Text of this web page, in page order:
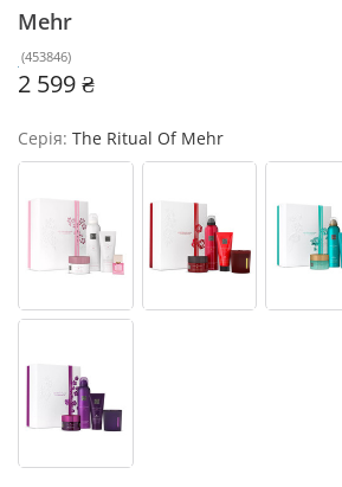
Mehr
(453846)
2 599 ₴
Серія: The Ritual Of Mehr